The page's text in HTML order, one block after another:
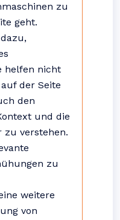
zu
geht.
helfen nicht
der Seite
den
und die
verstehen.
zu
weitere
von